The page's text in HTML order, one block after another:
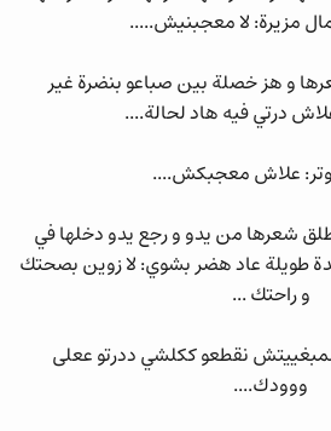
مزيرة: لا معجبنيش.....
و هز خصلة بين صباعو بنضرة غير
درتي فيه هاد لحالة....
علاش معجبكش....
شعرها من يدو و رجع يدو دخلها في
طويلة عاد هضر بشوي: لا زوين بصحتك
و راحتك ...
نقطعو ككلشي ددرتو ععلى
ووودك....